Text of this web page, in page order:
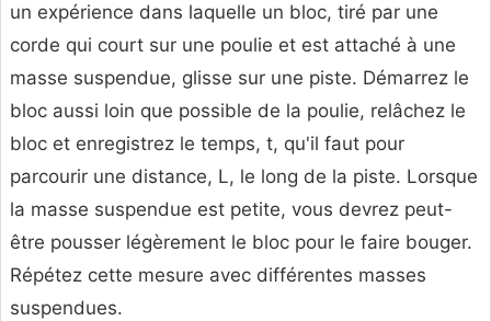
un expérience dans laquelle un bloc, tiré par une
corde qui court sur une poulie et est attaché à une
masse suspendue, glisse sur une piste. Démarrez le
bloc aussi loin que possible de la poulie, relâchez le
bloc et enregistrez le temps, t, qu'il faut pour
parcourir une distance, L, le long de la piste. Lorsque
la masse suspendue est petite, vous devrez peut-
être pousser légèrement le bloc pour le faire bouger.
Répétez cette mesure avec différentes masses
suspendues.